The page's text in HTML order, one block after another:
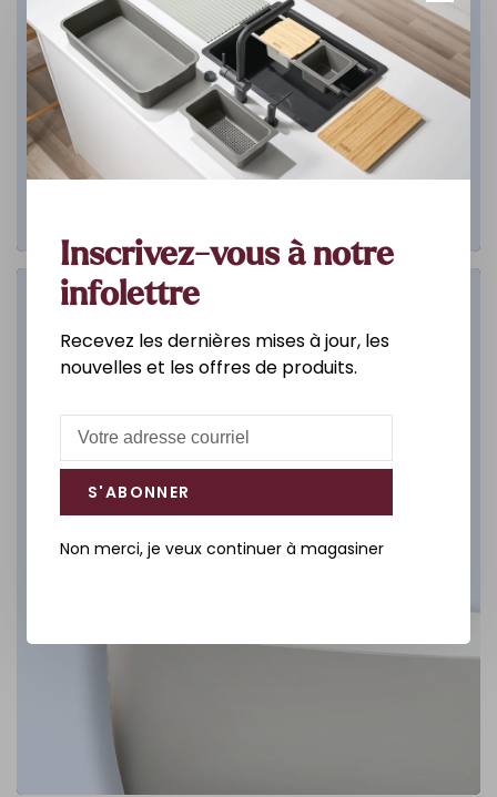
Salle de bain
DÉCOUVREZ
Inscrivez-vous à notre
infolettre
Recevez les dernières mises à jour, les
nouvelles et les offres de produits.
S'ABONNER
Non merci, je veux continuer à magasiner